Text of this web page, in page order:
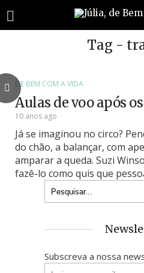
Tag -
DE BEM COM A VIDA
Aulas de voo após
10 anos ago
Já se imaginou no circo?
do chão, a balançar, com
amparar a queda. Suzi
fazê-lo como quis que
Subscreva a nossa